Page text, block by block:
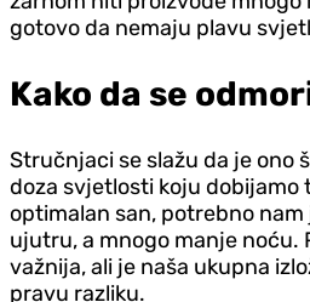
gotovo da nemaju plavu
Kako da se
Stručnjaci se slažu da je ono
doza svjetlosti koju dobijamo
optimalan san, potrebno
ujutru, a mnogo manje noću.
važnija, ali je naša ukupna
pravu razliku.